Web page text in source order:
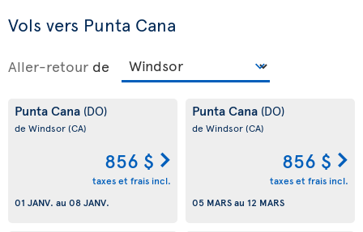
Vols vers Punta Cana
Aller-retour de
Punta Cana (DO)
de Windsor(CA)
856 $
taxes et frais incl.
01 JANV. au 08 JANV.
Punta Cana (DO)
de Windsor(CA)
856 $
taxes et frais incl.
05 MARSau 12 MARS